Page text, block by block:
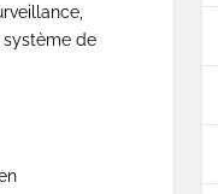
système de